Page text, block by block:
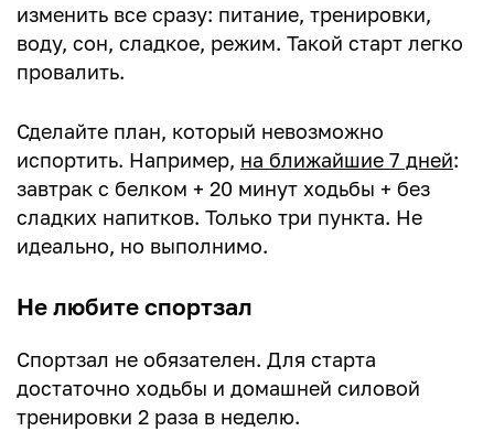
изменить все сразу: питание, тренировки,
воду, сон, сладкое, режим. Такой старт легко
провалить.
Сделайте план, который невозможно
испортить. Например, на ближайшие 7 дней:
завтрак с белком + 20 минут ходьбы + без
сладких напитков. Только три пункта. Не
идеально, но выполнимо.
Не любите спортзал
Спортзал не обязателен. Для старта
достаточно ходьбы и домашней силовой
тренировки 2 раза в неделю.